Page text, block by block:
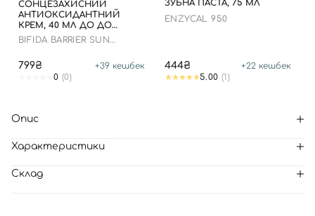
СОНЦЕЗАХИСНИЙ
АНТИОКСИДАНТНИЙ
КРЕМ, 40 МЛ ДО ДО
16.09.2028 РОКУ
BIFIDA BARRIER SUN
799₴ +39 кешбек
0 (0)
ЗУБНА ПАСТА, 75 МЛ
ENZYCAL 950
444₴ +22 кешбек
5.00 (1)
Опис
Характеристики
Склад